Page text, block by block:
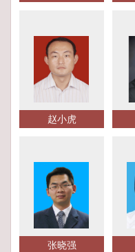
赵小虎
张晓强